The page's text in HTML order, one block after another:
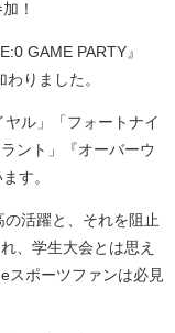
！
GAME PARTY』
りました。
ル」「フォートナイ
ント」『オーバーウ
す。
活躍と、それを阻止
、学生大会とは思え
スポーツファンは必見